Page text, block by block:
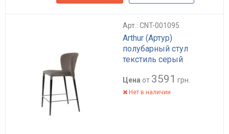
Арт.: CNT-001095
Arthur (Артур)
полубарный стул
текстиль серый
Цена от 3591 грн.
Нет в наличии